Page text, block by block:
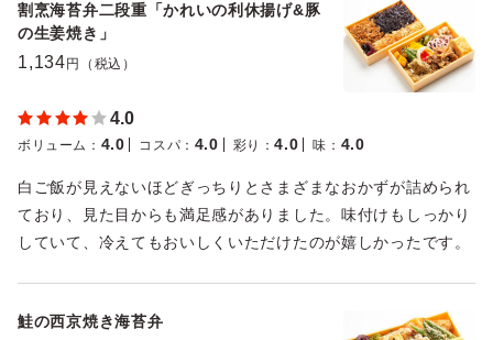
割烹海苔弁二段重「かれいの利休揚げ&豚
の生姜焼き」
1,134 円（税込）
4.0
ボリューム ： 4.0 コスパ ： 4.0 彩り ：4.0 味 ： 4.0
白ご飯が見えないほどぎっちりとさまざまなおかずが詰められ
ており、見た目からも満足感がありました。味付けもしっかり
していて、冷えてもおいしくいただけたのが嬉しかったです。
鮭の西京焼き海苔弁